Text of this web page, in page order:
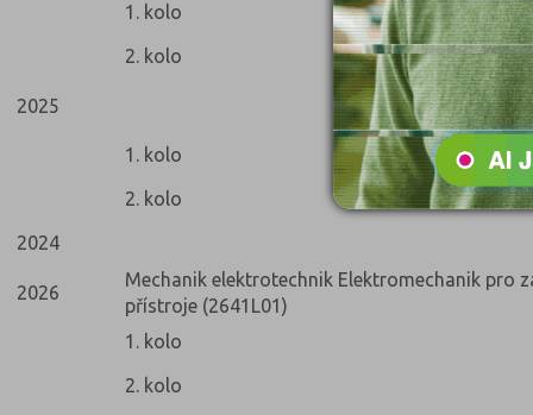
1. kolo
2. kolo
2025
1. kolo
2. kolo
2024
2026
Mechanik elektrotechnik Elektromechanik pro
přístroje (2641L01)
1. kolo
2. kolo